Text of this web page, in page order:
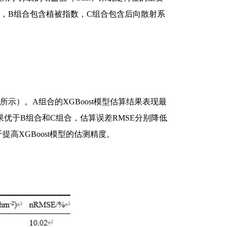
B组合包含植被指数，C组合包含后向散射系
示）。A组合的XGBoost模型估算结果表现最
优于B组合和C组合，估算误差RMSE分别降低
高XGBoost模型的估测精度。